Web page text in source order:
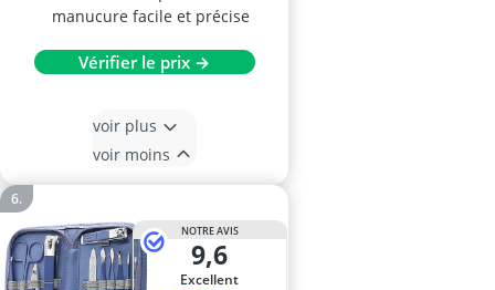
manucure facile et précise
Vérifier le prix →
voir plus
voir moins
NOTRE AVIS
9,6
Excellent